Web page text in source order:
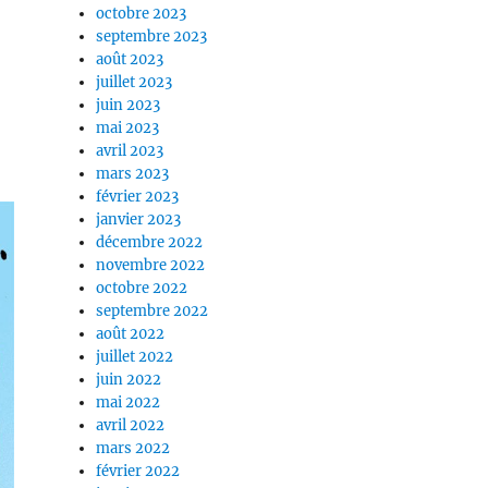
octobre 2023
septembre 2023
août 2023
juillet 2023
juin 2023
mai 2023
avril 2023
mars 2023
février 2023
janvier 2023
décembre 2022
novembre 2022
octobre 2022
septembre 2022
août 2022
juillet 2022
juin 2022
mai 2022
avril 2022
mars 2022
février 2022